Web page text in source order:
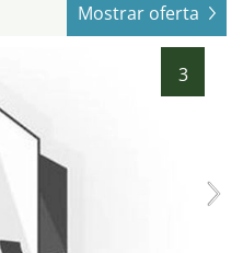
Mostrar oferta
3